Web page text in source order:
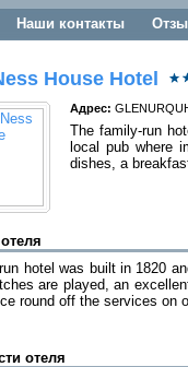
Наши контакты
House Hotel
Адрес:
The family-run
local pub where
dishes, a
hotel was built in 1820
are played, an
round off the services on
отеля